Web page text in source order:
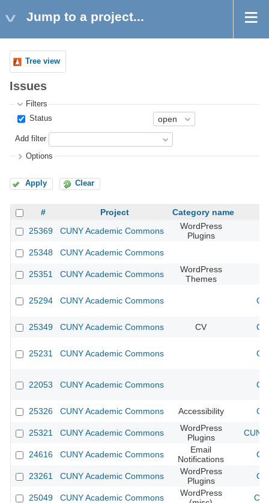
Jump to a project...
Tree view
Issues
Filters
Status
Add filter
Options
Apply Clear
# Project
Category name
25369
CUNY Academic Commons
WordPress
Plugins
25348
CUNY Academic Commons
25351 CUNY Academic Commons
WordPress
Themes
25294 CUNY Academic Commons
25349 CUNY Academic Commons CV
25231 CUNY Academic Commons
22053 CUNY Academic Commons
25326 CUNY Academic Commons Accessibility
25321 CUNY Academic Commons
WordPress
Plugins
24616 CUNY Academic Commons
Email
Notifications
23261 CUNY Academic Commons
WordPress
Plugins
25049 CUNY Academic Commons
WordPress